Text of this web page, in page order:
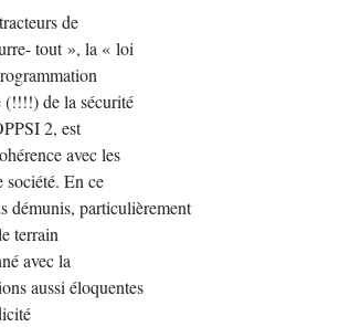
de
tout », la « loi
(!!!!) de la sécurité
2, est
avec les
société. En ce
démunis, particulièrement
terrain
avec la
aussi éloquentes